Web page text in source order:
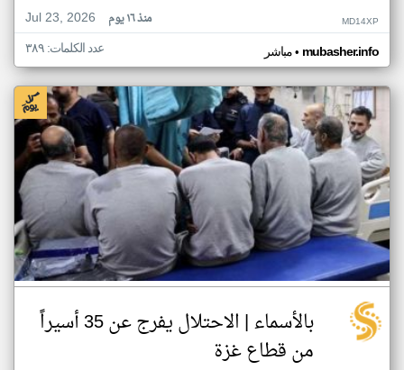
Jul 23, 2026 منذ ١٦ يوم MD14XP
مباشر• mubasher.info عدد الكلمات: ٣٨٩
بالأسماء | الاحتلال يفرج عن 35 أسيراً
من قطاع غزة